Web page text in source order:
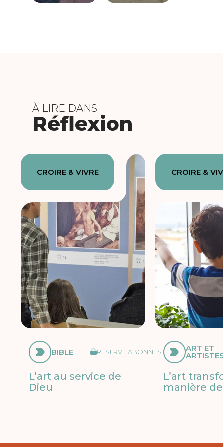
À LIRE DANS
Réflexion
CROIRE & VIVRE
BIBLE RÉSERVÉ ABONNÉS
L’art au service de
Dieu
CROIRE &
ART ET
L’art
manière